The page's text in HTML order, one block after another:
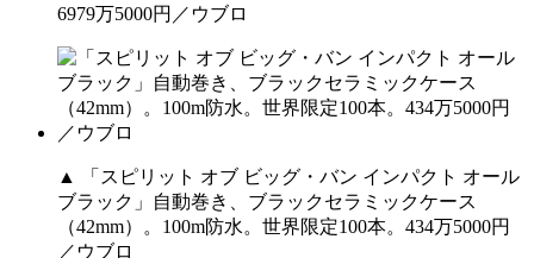
6979万5000円／ウブロ
▲ 「スピリット オブ ビッグ・バン インパクト オール
ブラック」自動巻き、ブラックセラミックケース
（42mm）。100m防水。世界限定100本。434万5000円
／ウブロ